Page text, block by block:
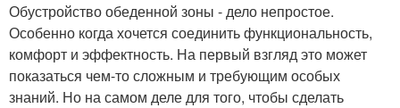
Обустройство обеденной зоны - дело непростое.
Особенно когда хочется соединить функциональность,
комфорт и эффектность. На первый взгляд это может
показаться чем-то сложным и требующим особых
знаний. Но на самом деле для того, чтобы сделать